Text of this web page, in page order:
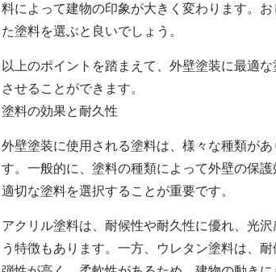
料によって建物の印象が大きく変わります。
た塗料を選ぶと良いでしょう。
以上のポイントを踏まえて、外壁塗装に最適
させることができます。
塗料の効果と耐久性
外壁塗装に使用される塗料は、様々な種類が
す。一般的に、塗料の種類によって外壁の保
適切な塗料を選択することが重要です。
アクリル塗料は、耐候性や耐久性に優れ、光
う特徴もあります。一方、ウレタン塗料は、